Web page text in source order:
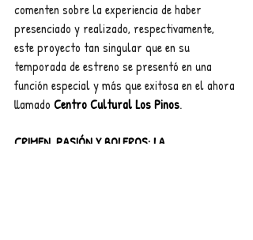
comenten sobre la experiencia de haber
presenciado y realizado, respectivamente,
este proyecto tan singular que en su
temporada de estreno se presentó en una
función especial y más que exitosa en el ahora
llamado Centro Cultural Los Pinos.
CRIMEN, PASIÓN Y BOLEROS: LA